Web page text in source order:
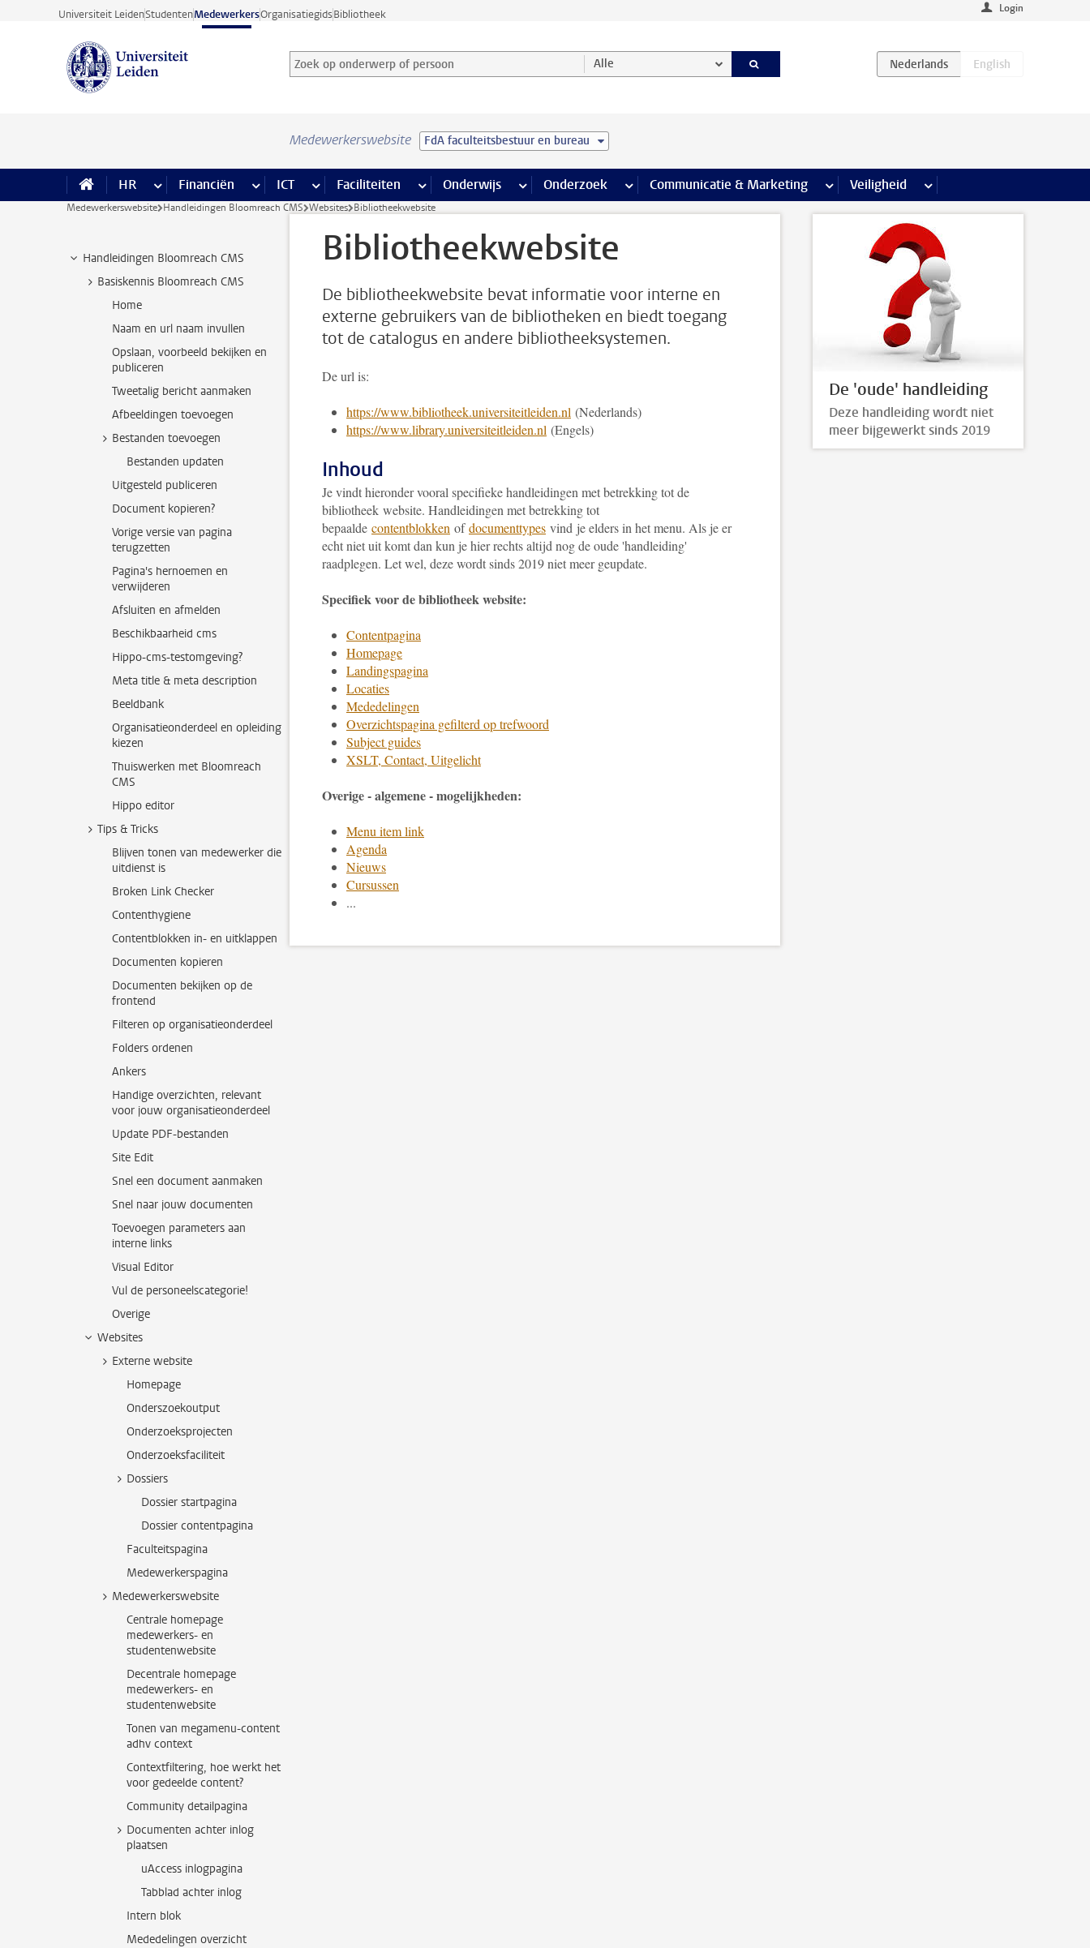
Ga direct naar de inhoud
Universiteit LeidenStudentenMedewerkersOrganisatiegidsBibliotheek Login
Zoek op onderwerp of persoon en selecteer categorie
Zoekterm Alle
Medewerkerswebsite FdA faculteitsbestuur en bureau
HR meer HR pagina’s
Financiën meer Financiën pagina’s
ICT meer ICT pagina’s
Faciliteiten meer Faciliteiten pagina’s
Onderwijs meer Onderwijs pagina’s
Onderzoek meer Onderzoek pagina’s
Communicatie & Marketing meer Communicatie & Marketing pagina’s
Veiligheid meer Veiligheid pagina’s
Medewerkerswebsite Handleidingen Bloomreach CMS Websites Bibliotheekwebsite
Handleidingen Bloomreach CMS
Basiskennis Bloomreach CMS
Home
Naam en url naam invullen
Opslaan, voorbeeld bekijken en
publiceren
Tweetalig bericht aanmaken
Afbeeldingen toevoegen
Bestanden toevoegen
Bestanden updaten
Uitgesteld publiceren
Document kopieren?
Vorige versie van pagina
terugzetten
Pagina's hernoemen en
verwijderen
Afsluiten en afmelden
Beschikbaarheid cms
Hippo-cms-testomgeving?
Meta title & meta description
Beeldbank
Organisatieonderdeel en opleiding
kiezen
Thuiswerken met Bloomreach
CMS
Hippo editor
Tips & Tricks
Blijven tonen van medewerker die
uitdienst is
Broken Link Checker
Contenthygiene
Contentblokken in- en uitklappen
Documenten kopieren
Documenten bekijken op de
frontend
Filteren op organisatieonderdeel
Folders ordenen
Ankers
Handige overzichten, relevant
voor jouw organisatieonderdeel
Update PDF-bestanden
Site Edit
Snel een document aanmaken
Snel naar jouw documenten
Toevoegen parameters aan
interne links
Visual Editor
Vul de personeelscategorie!
Overige
Websites
Externe website
Homepage
Onderszoekoutput
Onderzoeksprojecten
Onderzoeksfaciliteit
Dossiers
Dossier startpagina
Dossier contentpagina
Faculteitspagina
Medewerkerspagina
Medewerkerswebsite
Centrale homepage
medewerkers- en
studentenwebsite
Decentrale homepage
medewerkers- en
studentenwebsite
Tonen van megamenu-content
adhv context
Contextfiltering, hoe werkt het
voor gedeelde content?
Community detailpagina
Documenten achter inlog
plaatsen
uAccess inlogpagina
Tabblad achter inlog
Intern blok
Mededelingen overzicht
Bibliotheekwebsite
De bibliotheekwebsite bevat informatie voor interne en
externe gebruikers van de bibliotheken en biedt toegang
tot de catalogus en andere bibliotheeksystemen.
De url is:
https://www.bibliotheek.universiteitleiden.nl (Nederlands)
https://www.library.universiteitleiden.nl (Engels)
Inhoud
Je vindt hieronder vooral specifieke handleidingen met betrekking tot de
bibliotheek website. Handleidingen met betrekking tot
bepaalde contentblokken ofdocumenttypes vind je elders in het menu. Als je er
echt niet uit komt dan kun je hier rechts altijd nog de oude 'handleiding'
raadplegen. Let wel, deze wordt sinds 2019 niet meer geupdate.
Specifiek voor de bibliotheek website:
Contentpagina
Homepage
Landingspagina
Locaties
Mededelingen
Overzichtspagina gefilterd op trefwoord
Subject guides
XSLT, Contact, Uitgelicht
Overige - algemene - mogelijkheden:
Menu item link
Agenda
Nieuws
Cursussen
...
De 'oude' handleiding
Deze handleiding wordt niet
meer bijgewerkt sinds 2019